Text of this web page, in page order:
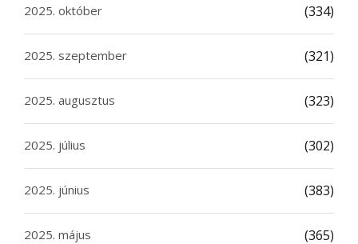
2025. október (334)
2025. szeptember (321)
2025. augusztus (323)
2025. július (302)
2025. június (383)
2025. május (365)